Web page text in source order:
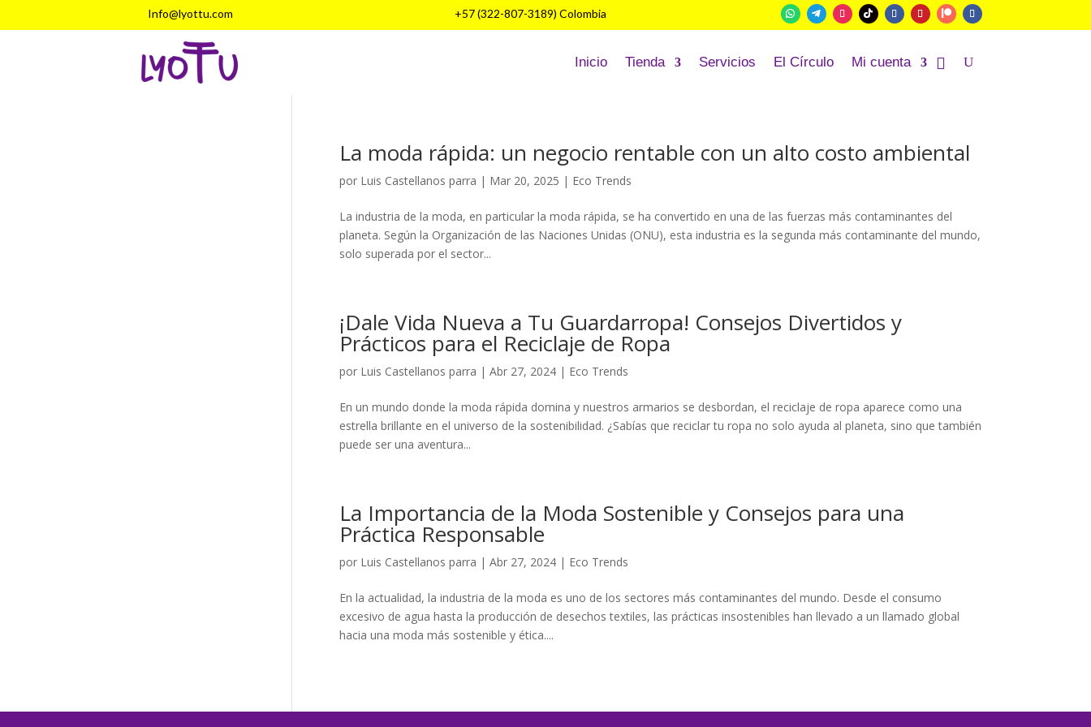
Info@lyottu.com +57 (322-807-3189) Colombia
Inicio Tienda Servicios El Círculo Mi cuenta
La moda rápida: un negocio rentable con un alto costo ambiental
por Luis Castellanos parra | Mar 20, 2025 | Eco Trends
La industria de la moda, en particular la moda rápida, se ha convertido en una de las fuerzas más contaminantes del
planeta. Según la Organización de las Naciones Unidas (ONU), esta industria es la segunda más contaminante del mundo,
solo superada por el sector...
¡Dale Vida Nueva a Tu Guardarropa! Consejos Divertidos y
Prácticos para el Reciclaje de Ropa
por Luis Castellanos parra | Abr 27, 2024| Eco Trends
En un mundo donde la moda rápida domina y nuestros armarios se desbordan, el reciclaje de ropa aparece como una
estrella brillante en el universo de la sostenibilidad. ¿Sabías que reciclar tu ropa no solo ayuda al planeta, sino que también
puede ser una aventura...
La Importancia de la Moda Sostenible y Consejos para una
Práctica Responsable
por Luis Castellanos parra | Abr 27, 2024| Eco Trends
En la actualidad, la industria de la moda es uno de los sectores más contaminantes del mundo. Desde el consumo
excesivo de agua hasta la producción de desechos textiles, las prácticas insostenibles han llevado a un llamado global
hacia una moda más sostenible y ética....